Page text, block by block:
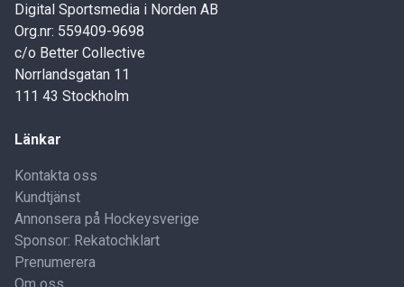
Digital Sportsmedia i Norden AB
Org.nr: 559409-9698
c/o Better Collective
Norrlandsgatan 11
111 43 Stockholm
Länkar
Kontakta oss
Kundtjänst
Annonsera på Hockeysverige
Sponsor: Rekatochklart
Prenumerera